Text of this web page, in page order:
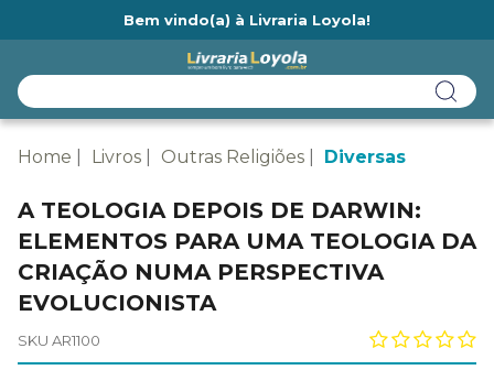
Bem vindo(a) à Livraria Loyola!
Home Livros Outras Religiões Diversas
A TEOLOGIA DEPOIS DE DARWIN:
ELEMENTOS PARA UMA TEOLOGIA DA
CRIAÇÃO NUMA PERSPECTIVA
EVOLUCIONISTA
SKU AR1100